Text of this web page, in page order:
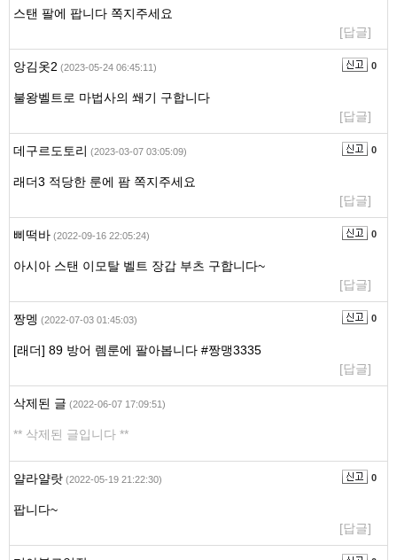
스탠 팔에 팝니다 쪽지주세요
[답글]
앙김옷2 (2023-05-24 06:45:11) 0
불왕벨트로 마법사의 쐐기 구합니다
[답글]
데구르도토리 (2023-03-07 03:05:09) 0
래더3 적당한 룬에 팜 쪽지주세요
[답글]
삐떡바 (2022-09-16 22:05:24) 0
아시아 스탠 이모탈 벨트 장갑 부츠 구합니다~
[답글]
짱멩 (2022-07-03 01:45:03) 0
[래더] 89 방어 렘룬에 팔아봅니다 #짱맹3335
[답글]
삭제된 글 (2022-06-07 17:09:51)
** 삭제된 글입니다 **
얄라얄랏 (2022-05-19 21:22:30) 0
팝니다~
[답글]